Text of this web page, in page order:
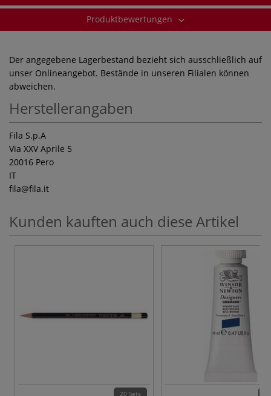
Produktbewertungen
Der angegebene Lagerbestand bezieht sich ausschließlich auf
unser Onlineangebot. Bestände in unseren Filialen können
abweichen.
Herstellerangaben
Fila S.p.A
Via XXV Aprile 5
20016 Pero
IT
fila@fila.it
Kunden kauften auch diese Artikel
20 Sets